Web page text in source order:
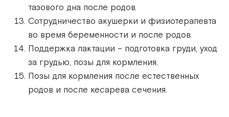
тазового дна после родов.
Сотрудничество акушерки и физиотерапевта
во время беременности и после родов.
Поддержка лактации – подготовка груди, уход
за грудью, позы для кормления.
Позы для кормления после естественных
родов и после кесарева сечения.